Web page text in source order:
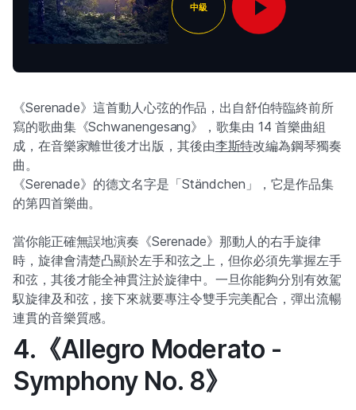
中級
《Serenade》這首動人心弦的作品，出自舒伯特臨終前所
寫的歌曲集《Schwanengesang》，歌集由 14 首樂曲組
成，在音樂家離世後才出版，其後由李斯特改編為鋼琴獨奏
曲。
《Serenade》的德文名字是「Ständchen」，它是作品集
的第四首樂曲。
當你能正確無誤地演奏《Serenade》那動人的右手旋律
時，旋律會清楚凸顯於左手和弦之上，但你必須先掌握左手
和弦，其後才能全神貫注於旋律中。一旦你能夠分別有效駕
馭旋律及和弦，接下來就要專注令雙手完美配合，彈出流暢
連貫的音樂質感。
4.《Allegro Moderato -
Symphony No. 8》